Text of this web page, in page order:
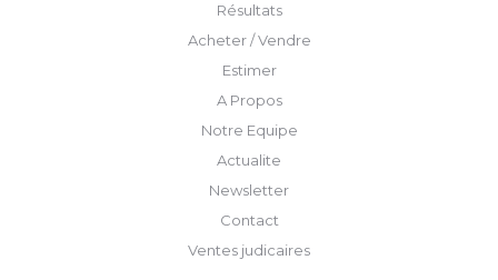
Résultats
Acheter / Vendre
Estimer
A Propos
Notre Equipe
Actualite
Newsletter
Contact
Ventes judicaires